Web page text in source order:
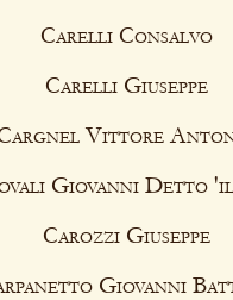
Carelli Consalvo
Carelli Giuseppe
Vittore
Giovanni Detto
Carozzi Giuseppe
Giovanni